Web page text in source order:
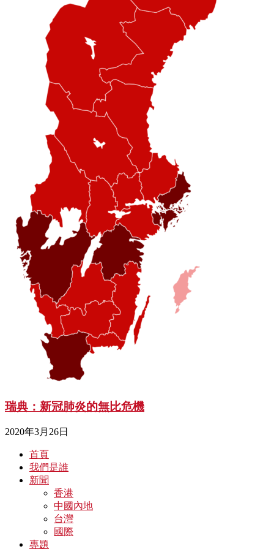
瑞典：新冠肺炎的無比危機
2020年3月26日
首頁
我們是誰
新聞
香港
中國內地
台灣
國際
專題